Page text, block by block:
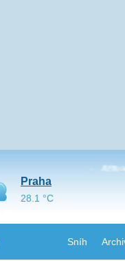
Sníh
Praha
28.1 °C